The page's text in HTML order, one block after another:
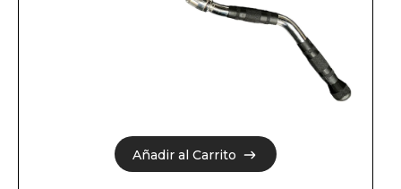
Añadir al Carrito
Añadir al Carrito